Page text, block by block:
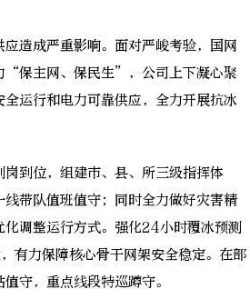
造成严重影响。面对严峻考验，国网
“保主网、保民生”，公司上下凝心聚
运行和电力可靠供应，全力开展抗冰
到位，组建市、县、所三级指挥体
带队值班值守；同时全力做好灾害精
调整运行方式。强化24小时覆冰预测
有力保障核心骨干网架安全稳定。在部
守，重点线段特巡蹲守。